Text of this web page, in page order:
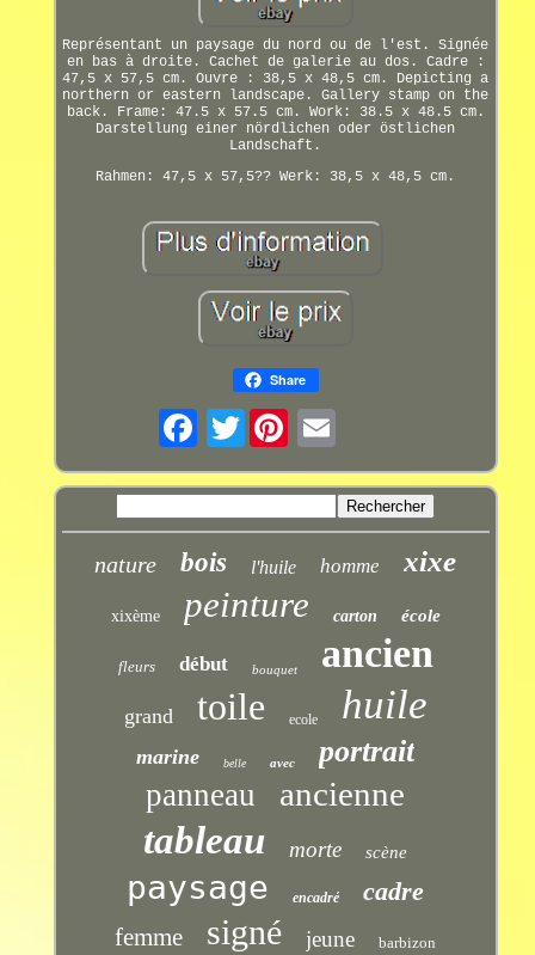
Représentant un paysage du nord ou de l'est. Signée
en bas à droite. Cachet de galerie au dos. Cadre :
47,5 x 57,5 cm. Ouvre : 38,5 x 48,5 cm. Depicting a
northern or eastern landscape. Gallery stamp on the
back. Frame: 47.5 x 57.5 cm. Work: 38.5 x 48.5 cm.
Darstellung einer nördlichen oder östlichen
Landschaft.
Rahmen: 47,5 x 57,5?? Werk: 38,5 x 48,5 cm.
Share
Twitter
nature bois l'huile homme xixe
xixème peinture carton école
fleurs début bouquet ancien
grand toile ecole huile
marine belle avec portrait
panneau ancienne
tableau morte scène
paysage encadré cadre
femme signé jeune barbizon